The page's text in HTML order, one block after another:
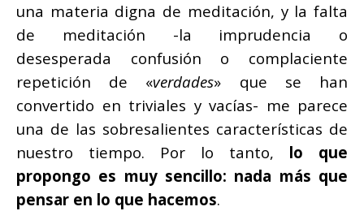
una materia digna de meditación, y la falta
de meditación -la imprudencia o
desesperada confusión o complaciente
repetición de «verdades» que se han
convertido en triviales y vacías- me parece
una de las sobresalientes características de
nuestro tiempo. Por lo tanto, lo que
propongo es muy sencillo: nada más que
pensar en lo que hacemos.